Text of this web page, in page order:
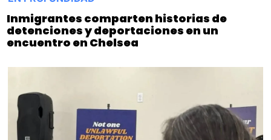
Inmigrantes comparten historias de
detenciones y deportaciones en un
encuentro en Chelsea